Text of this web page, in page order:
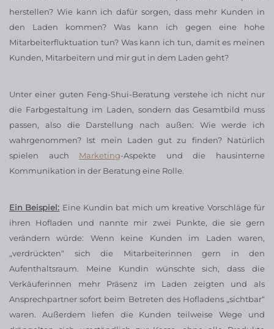
herstellen? Wie kann ich dafür sorgen, dass mehr Kunden in
den Laden kommen? Was kann ich gegen eine hohe
Mitarbeiterfluktuation tun? Was kann ich tun, damit es meinen
Kunden, Mitarbeitern und mir gut in dem Laden geht?
Unter einer guten Feng-Shui-Beratung verstehe ich nicht nur
die Farbgestaltung im Laden, sondern das Gesamtbild muss
passen, also die Darstellung nach außen: Wie werde ich
wahrgenommen? Ist mein Laden gut zu finden? Natürlich
spielen auch Marketing-Aspekte und die hausinterne
Kommunikation in der Beratung eine Rolle.
Ein Beispiel: Eine Kundin bat mich um kreative Vorschläge für
ihren Hofladen und nannte mir zwei Punkte, die sie gern
verändern würde: Wenn keine Kunden im Laden waren,
„verdrückten“ sich die Mitarbeiterinnen gern in den
Aufenthaltsraum. Meine Kundin wünschte sich, dass die
Verkäuferinnen mehr Präsenz im Laden zeigten und als
Ansprechpartner sofort beim Betreten des Hofladens „sichtbar“
waren. Außerdem liefen die Kunden teilweise Wege und